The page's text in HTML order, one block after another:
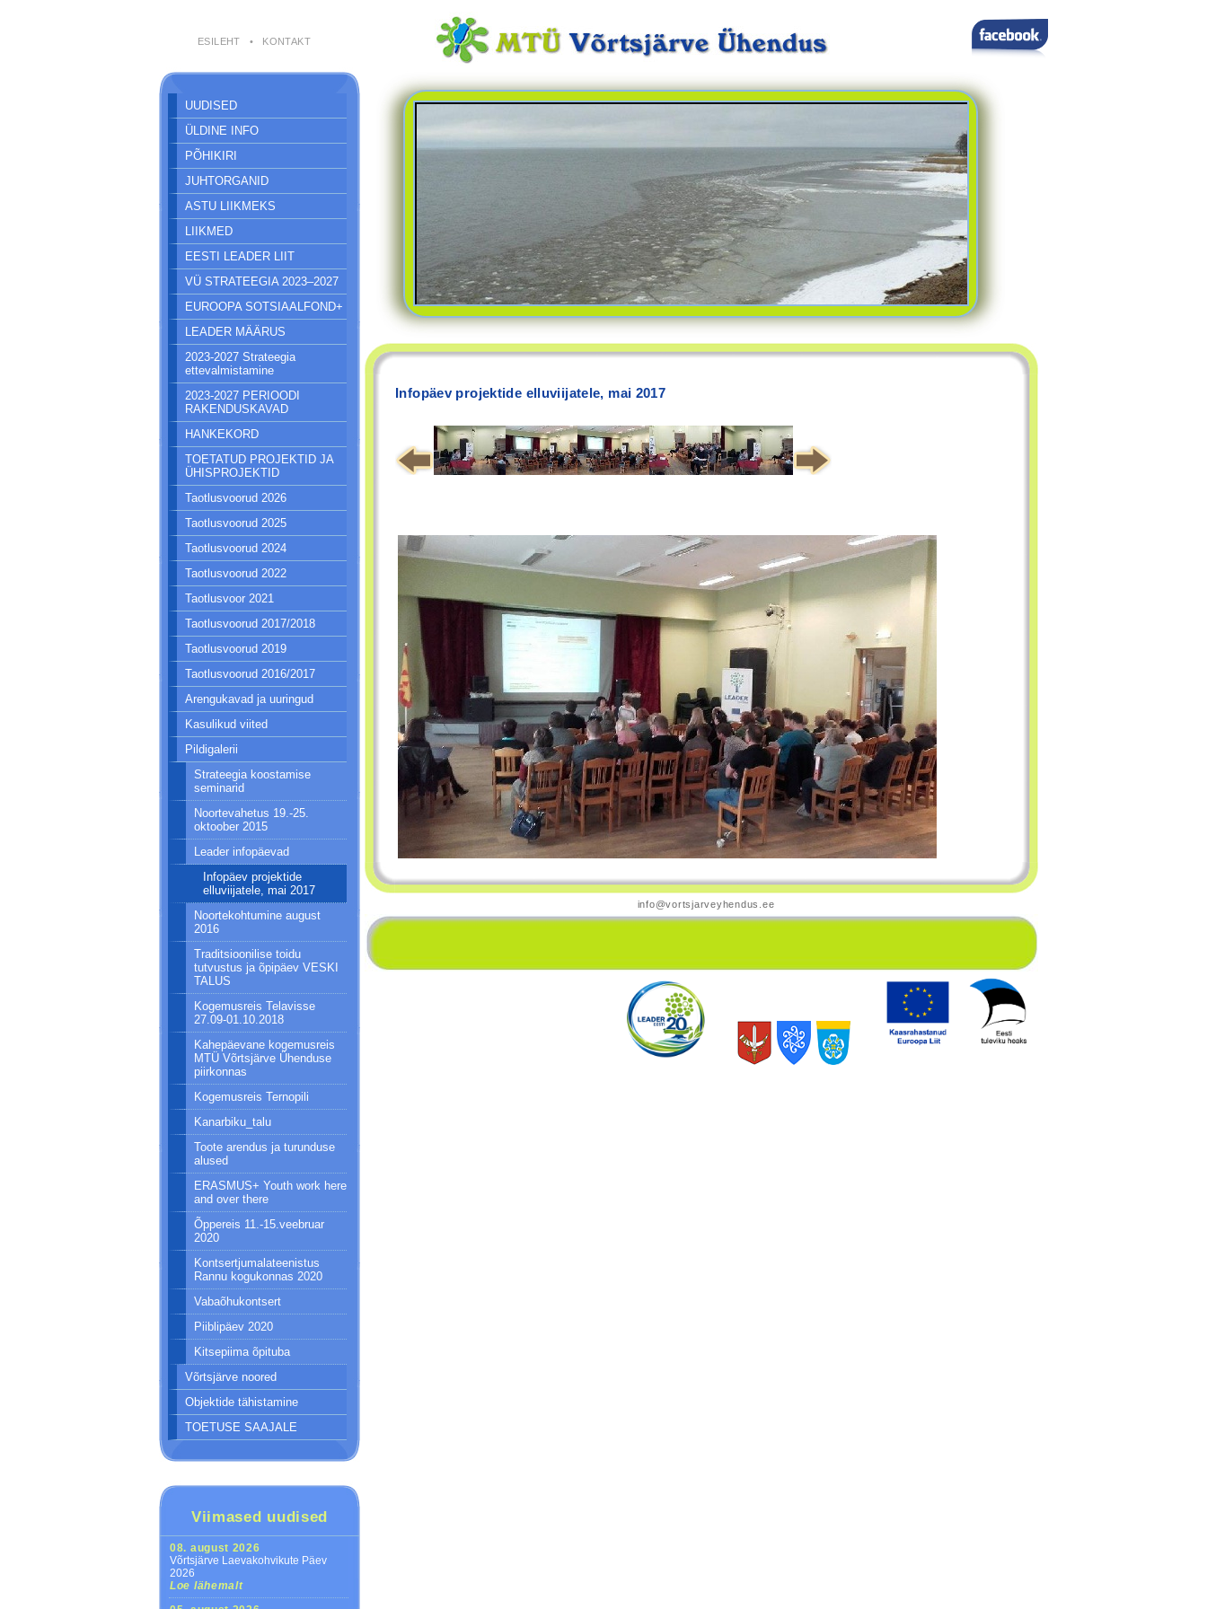
ESILEHT • KONTAKT
UUDISED
ÜLDINE INFO
PÕHIKIRI
JUHTORGANID
ASTU LIIKMEKS
LIIKMED
EESTI LEADER LIIT
VÜ STRATEEGIA 2023–2027
EUROOPA SOTSIAALFOND+
LEADER MÄÄRUS
2023-2027 Strateegia
ettevalmistamine
2023-2027 PERIOODI
RAKENDUSKAVAD
HANKEKORD
TOETATUD PROJEKTID JA
ÜHISPROJEKTID
Taotlusvoorud 2026
Taotlusvoorud 2025
Taotlusvoorud 2024
Taotlusvoorud 2022
Taotlusvoor 2021
Taotlusvoorud 2017/2018
Taotlusvoorud 2019
Taotlusvoorud 2016/2017
Arengukavad ja uuringud
Kasulikud viited
Pildigalerii
Strateegia koostamise
seminarid
Noortevahetus 19.-25.
oktoober 2015
Leader infopäevad
Infopäev projektide
elluviijatele, mai 2017
Noortekohtumine august
2016
Traditsioonilise toidu
tutvustus ja õpipäev VESKI
TALUS
Kogemusreis Telavisse
27.09-01.10.2018
Kahepäevane kogemusreis
MTÜ Võrtsjärve Ühenduse
piirkonnas
Kogemusreis Ternopili
Kanarbiku_talu
Toote arendus ja turunduse
alused
ERASMUS+ Youth work here
and over there
Õppereis 11.-15.veebruar
2020
Kontsertjumalateenistus
Rannu kogukonnas 2020
Vabaõhukontsert
Piiblipäev 2020
Kitsepiima õpituba
Võrtsjärve noored
Objektide tähistamine
TOETUSE SAAJALE
Viimased uudised
08. august 2026
Võrtsjärve Laevakohvikute Päev
2026
Loe lähemalt
Infopäev projektide elluviijatele, mai 2017
info@vortsjarveyhendus.ee